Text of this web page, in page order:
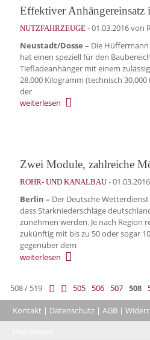
Effektiver
NUTZFAHRZEUGE-01.03.2016von
Neustadt/Dosse – Die
hat einen speziell für den
Tiefladeanhänger mit einem
28.000 Kilogramm (technisch
der
weiterlesen
Zwei Module, zahlreiche
ROHR- UND KANALBAU-01.03.2016
Berlin – Der Deutsche
dass Starkniederschläge
zunehmen werden. Je nach Region
zukünftig mit bis zu 50 oder sogar
gegenüber dem
weiterlesen
508 / 519 505 506 507 508
Kontakt | Datenschutz | AGB |